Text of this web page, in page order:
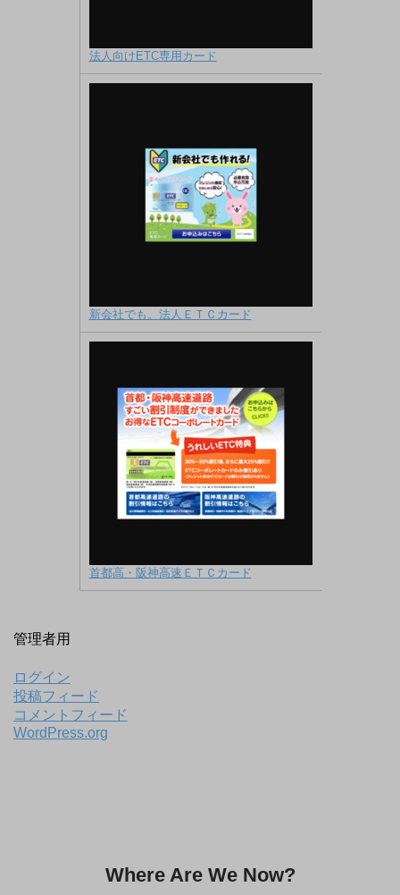
法人向けETC専用カード
新会社でも。法人ＥＴＣカード
首都高・阪神高速ＥＴＣカード
管理者用
ログイン
投稿フィード
コメントフィード
WordPress.org
Where Are We Now?